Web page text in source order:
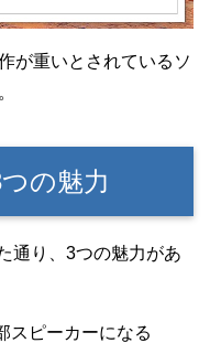
が重いとされているソ
の魅力
通り、3つの魅力があ
スピーカーになる